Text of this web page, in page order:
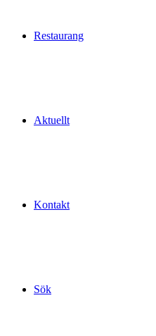
Restaurang
Aktuellt
Kontakt
Sök